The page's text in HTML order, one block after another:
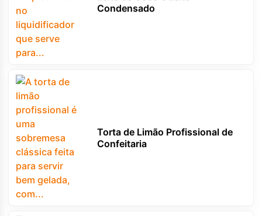
Condensado
Torta de Limão Profissional de
Confeitaria